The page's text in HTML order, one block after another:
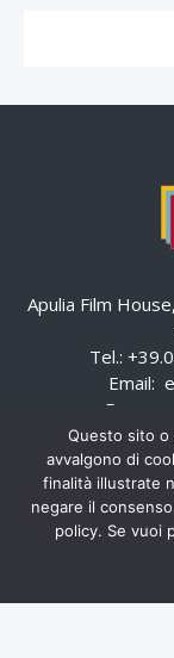
Apulia Film
Tel.:
Email:
Pec:
Questo sito
avvalgono di
finalità illustrate
negare il
policy. Se vuoi